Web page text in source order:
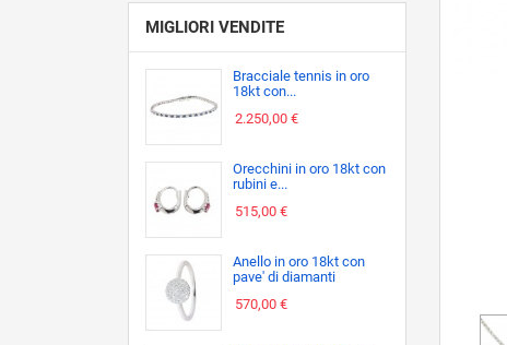
MIGLIORI VENDITE
Bracciale tennis in oro
18kt con...
2.250,00 €
Orecchini in oro 18kt con
rubini e...
515,00 €
Anello in oro 18kt con
pave' di diamanti
570,00 €